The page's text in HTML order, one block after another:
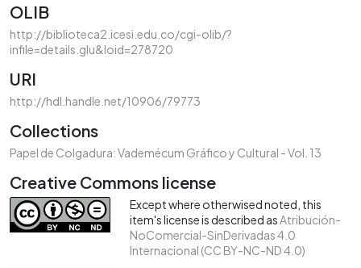
OLIB
http://biblioteca2.icesi.edu.co/cgi-olib/?
infile=details.glu&loid=278720
URI
http://hdl.handle.net/10906/79773
Collections
Papel de Colgadura: Vademécum Gráfico y Cultural - Vol. 13
Creative Commons license
Except where otherwised noted, this
item's license is described asAtribución-
NoComercial-SinDerivadas 4.0
Internacional (CC BY-NC-ND 4.0)